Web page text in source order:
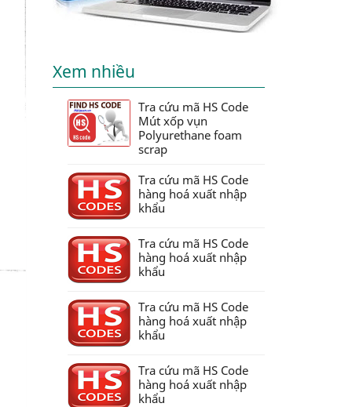
Xem nhiều
Tra cứu mã HS Code
Mút xốp vụn
Polyurethane foam
scrap
Tra cứu mã HS Code
hàng hoá xuất nhập
khẩu
Tra cứu mã HS Code
hàng hoá xuất nhập
khẩu
Tra cứu mã HS Code
hàng hoá xuất nhập
khẩu
Tra cứu mã HS Code
hàng hoá xuất nhập
khẩu